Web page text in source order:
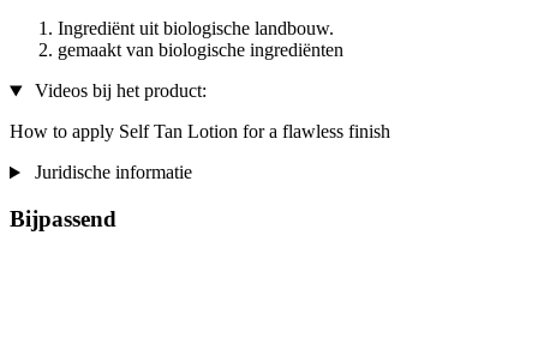
Ingrediënt uit biologische landbouw.
gemaakt van biologische ingrediënten
Videos bij het product:
How to apply Self Tan Lotion for a flawless finish
Juridische informatie
Bijpassend